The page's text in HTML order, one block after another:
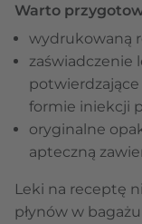
Warto
wydrukowaną
zaświadczenie
formie iniekcji
oryginalne
apteczną
Leki na receptę
płynów w